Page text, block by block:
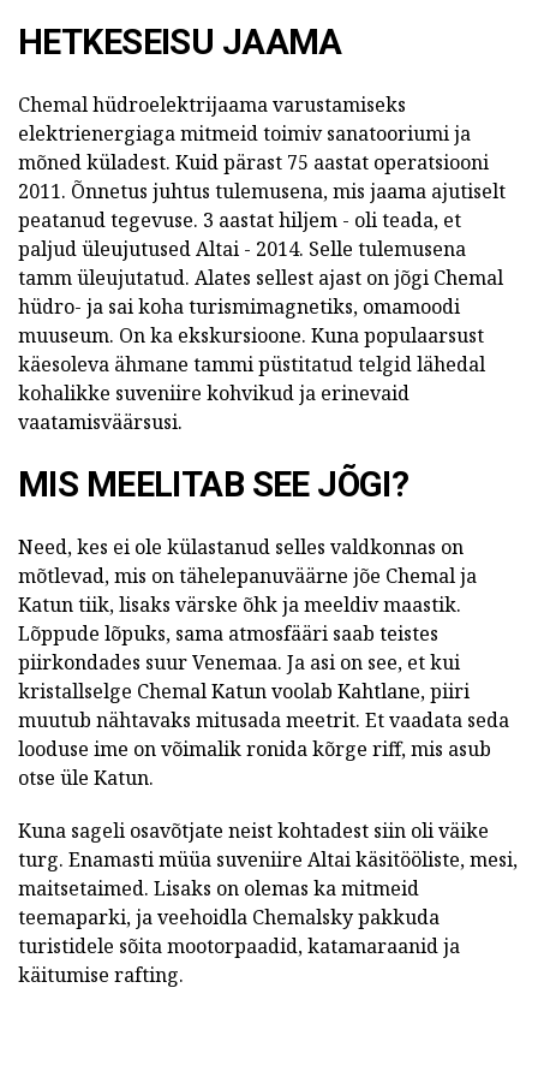
HETKESEISU JAAMA
Chemal hüdroelektrijaama varustamiseks
elektrienergiaga mitmeid toimiv sanatooriumi ja
mõned küladest. Kuid pärast 75 aastat operatsiooni
2011. Õnnetus juhtus tulemusena, mis jaama ajutiselt
peatanud tegevuse. 3 aastat hiljem - oli teada, et
paljud üleujutused Altai - 2014. Selle tulemusena
tamm üleujutatud. Alates sellest ajast on jõgi Chemal
hüdro- ja sai koha turismimagnetiks, omamoodi
muuseum. On ka ekskursioone. Kuna populaarsust
käesoleva ähmane tammi püstitatud telgid lähedal
kohalikke suveniire kohvikud ja erinevaid
vaatamisväärsusi.
MIS MEELITAB SEE JÕGI?
Need, kes ei ole külastanud selles valdkonnas on
mõtlevad, mis on tähelepanuväärne jõe Chemal ja
Katun tiik, lisaks värske õhk ja meeldiv maastik.
Lõppude lõpuks, sama atmosfääri saab teistes
piirkondades suur Venemaa. Ja asi on see, et kui
kristallselge Chemal Katun voolab Kahtlane, piiri
muutub nähtavaks mitusada meetrit. Et vaadata seda
looduse ime on võimalik ronida kõrge riff, mis asub
otse üle Katun.
Kuna sageli osavõtjate neist kohtadest siin oli väike
turg. Enamasti müüa suveniire Altai käsitööliste, mesi,
maitsetaimed. Lisaks on olemas ka mitmeid
teemaparki, ja veehoidla Chemalsky pakkuda
turistidele sõita mootorpaadid, katamaraanid ja
käitumise rafting.